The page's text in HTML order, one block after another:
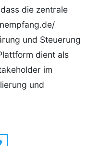
die zentrale
und Steuerung
dient als
im
und